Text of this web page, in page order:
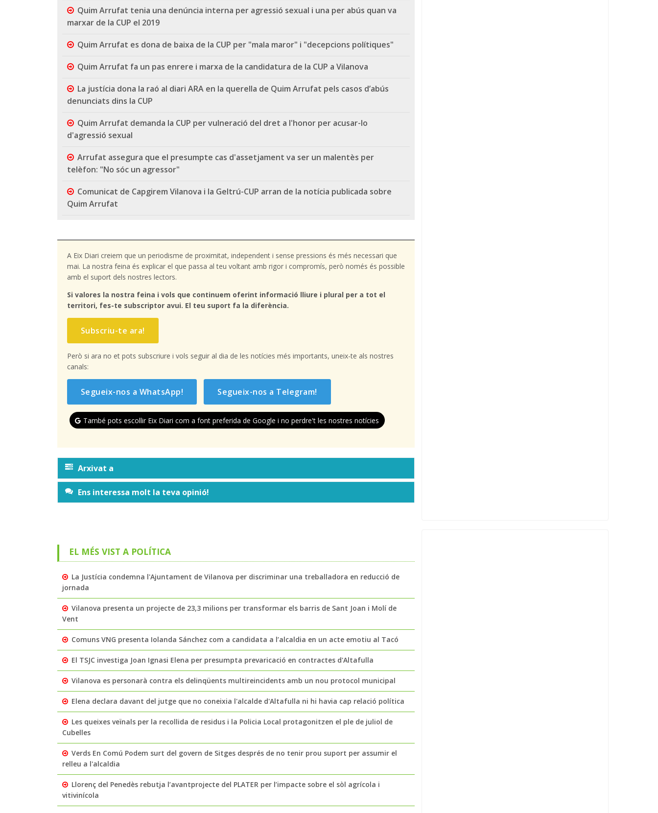
Quim Arrufat tenia una denúncia interna per agressió sexual i una per abús quan va
marxar de la CUP el 2019
Quim Arrufat es dona de baixa de la CUP per "mala maror" i "decepcions polítiques"
Quim Arrufat fa un pas enrere i marxa de la candidatura de la CUP a Vilanova
La justícia dona la raó al diari ARA en la querella de Quim Arrufat pels casos d’abús
denunciats dins la CUP
Quim Arrufat demanda la CUP per vulneració del dret a l'honor per acusar-lo
d'agressió sexual
Arrufat assegura que el presumpte cas d'assetjament va ser un malentès per
telèfon: "No sóc un agressor"
Comunicat de Capgirem Vilanova i la Geltrú-CUP arran de la notícia publicada sobre
Quim Arrufat
A Eix Diari creiem que un periodisme de proximitat, independent i sense pressions és més necessari que
mai. La nostra feina és explicar el que passa al teu voltant amb rigor i compromís, però només és possible
amb el suport dels nostres lectors.
Si valores la nostra feina i vols que continuem oferint informació lliure i plural per a tot el
territori, fes-te subscriptor avui. El teu suport fa la diferència.
Subscriu-te ara!
Però si ara no et pots subscriure i vols seguir al dia de les notícies més importants, uneix-te als nostres
canals:
Segueix-nos a WhatsApp! Segueix-nos a Telegram!
També pots escollir Eix Diari com a font preferida de Google i no perdre't les nostres notícies
Arxivat a
Ens interessa molt la teva opinió!
EL MÉS VIST A POLÍTICA
La Justícia condemna l'Ajuntament de Vilanova per discriminar una treballadora en reducció de
jornada
Vilanova presenta un projecte de 23,3 milions per transformar els barris de Sant Joan i Molí de
Vent
Comuns VNG presenta Iolanda Sánchez com a candidata a l’alcaldia en un acte emotiu al Tacó
El TSJC investiga Joan Ignasi Elena per presumpta prevaricació en contractes d'Altafulla
Vilanova es personarà contra els delinqüents multireincidents amb un nou protocol municipal
Elena declara davant del jutge que no coneixia l'alcalde d'Altafulla ni hi havia cap relació política
Les queixes veïnals per la recollida de residus i la Policia Local protagonitzen el ple de juliol de
Cubelles
Verds En Comú Podem surt del govern de Sitges després de no tenir prou suport per assumir el
relleu a l'alcaldia
Llorenç del Penedès rebutja l’avantprojecte del PLATER per l’impacte sobre el sòl agrícola i
vitivinícola